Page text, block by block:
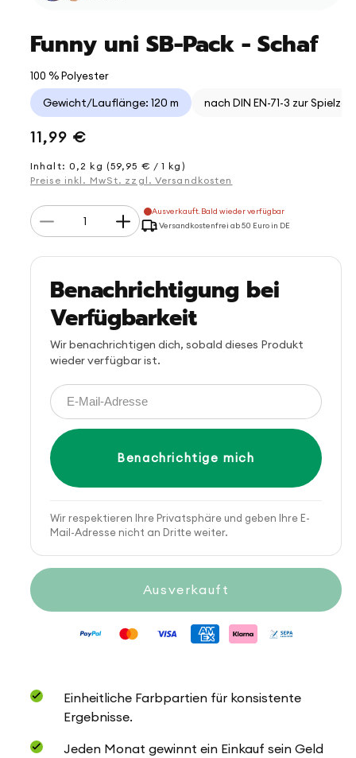
Funny uni SB-Pack - Schaf
100 % Polyester
Gewicht/Lauflänge: 120 m nach DIN EN-71-3 zur
Normaler
Preis
11,99 €
Inhalt: 0,2 kg (59,95 € / 1 kg)
Preise inkl. MwSt. zzgl. Versandkosten
Anzahl
Verringere
die
uni
SB-
Pack
Erhöhe
die
uni
SB-
Pack
Ausverkauft. Bald wieder verfügbar
Versandkostenfrei ab 50 Euro in DE
Benachrichtigung bei
Verfügbarkeit
Wir benachrichtigen dich, sobald dieses Produkt
wieder verfügbar ist.
Benachrichtige mich
Wir respektieren Ihre Privatsphäre und geben Ihre E-
Mail-Adresse nicht an Dritte weiter.
Ausverkauft
Einheitliche Farbpartien für konsistente
Ergebnisse.
Jeden Monat gewinnt ein Einkauf sein Geld